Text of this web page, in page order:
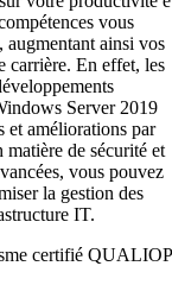
vous
augmentant ainsi vos
carrière. En effet, les
Server 2019
et améliorations par
de sécurité et
vous pouvez
la gestion des
IT.
certifié